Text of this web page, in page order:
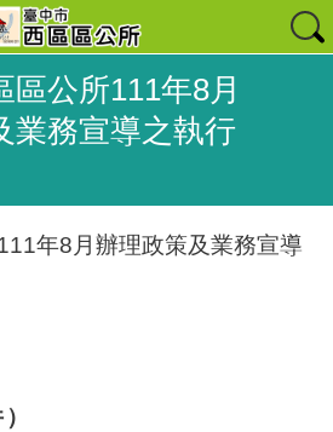
區公所111年8月
業務宣導之執行
年8月辦理政策及業務宣導